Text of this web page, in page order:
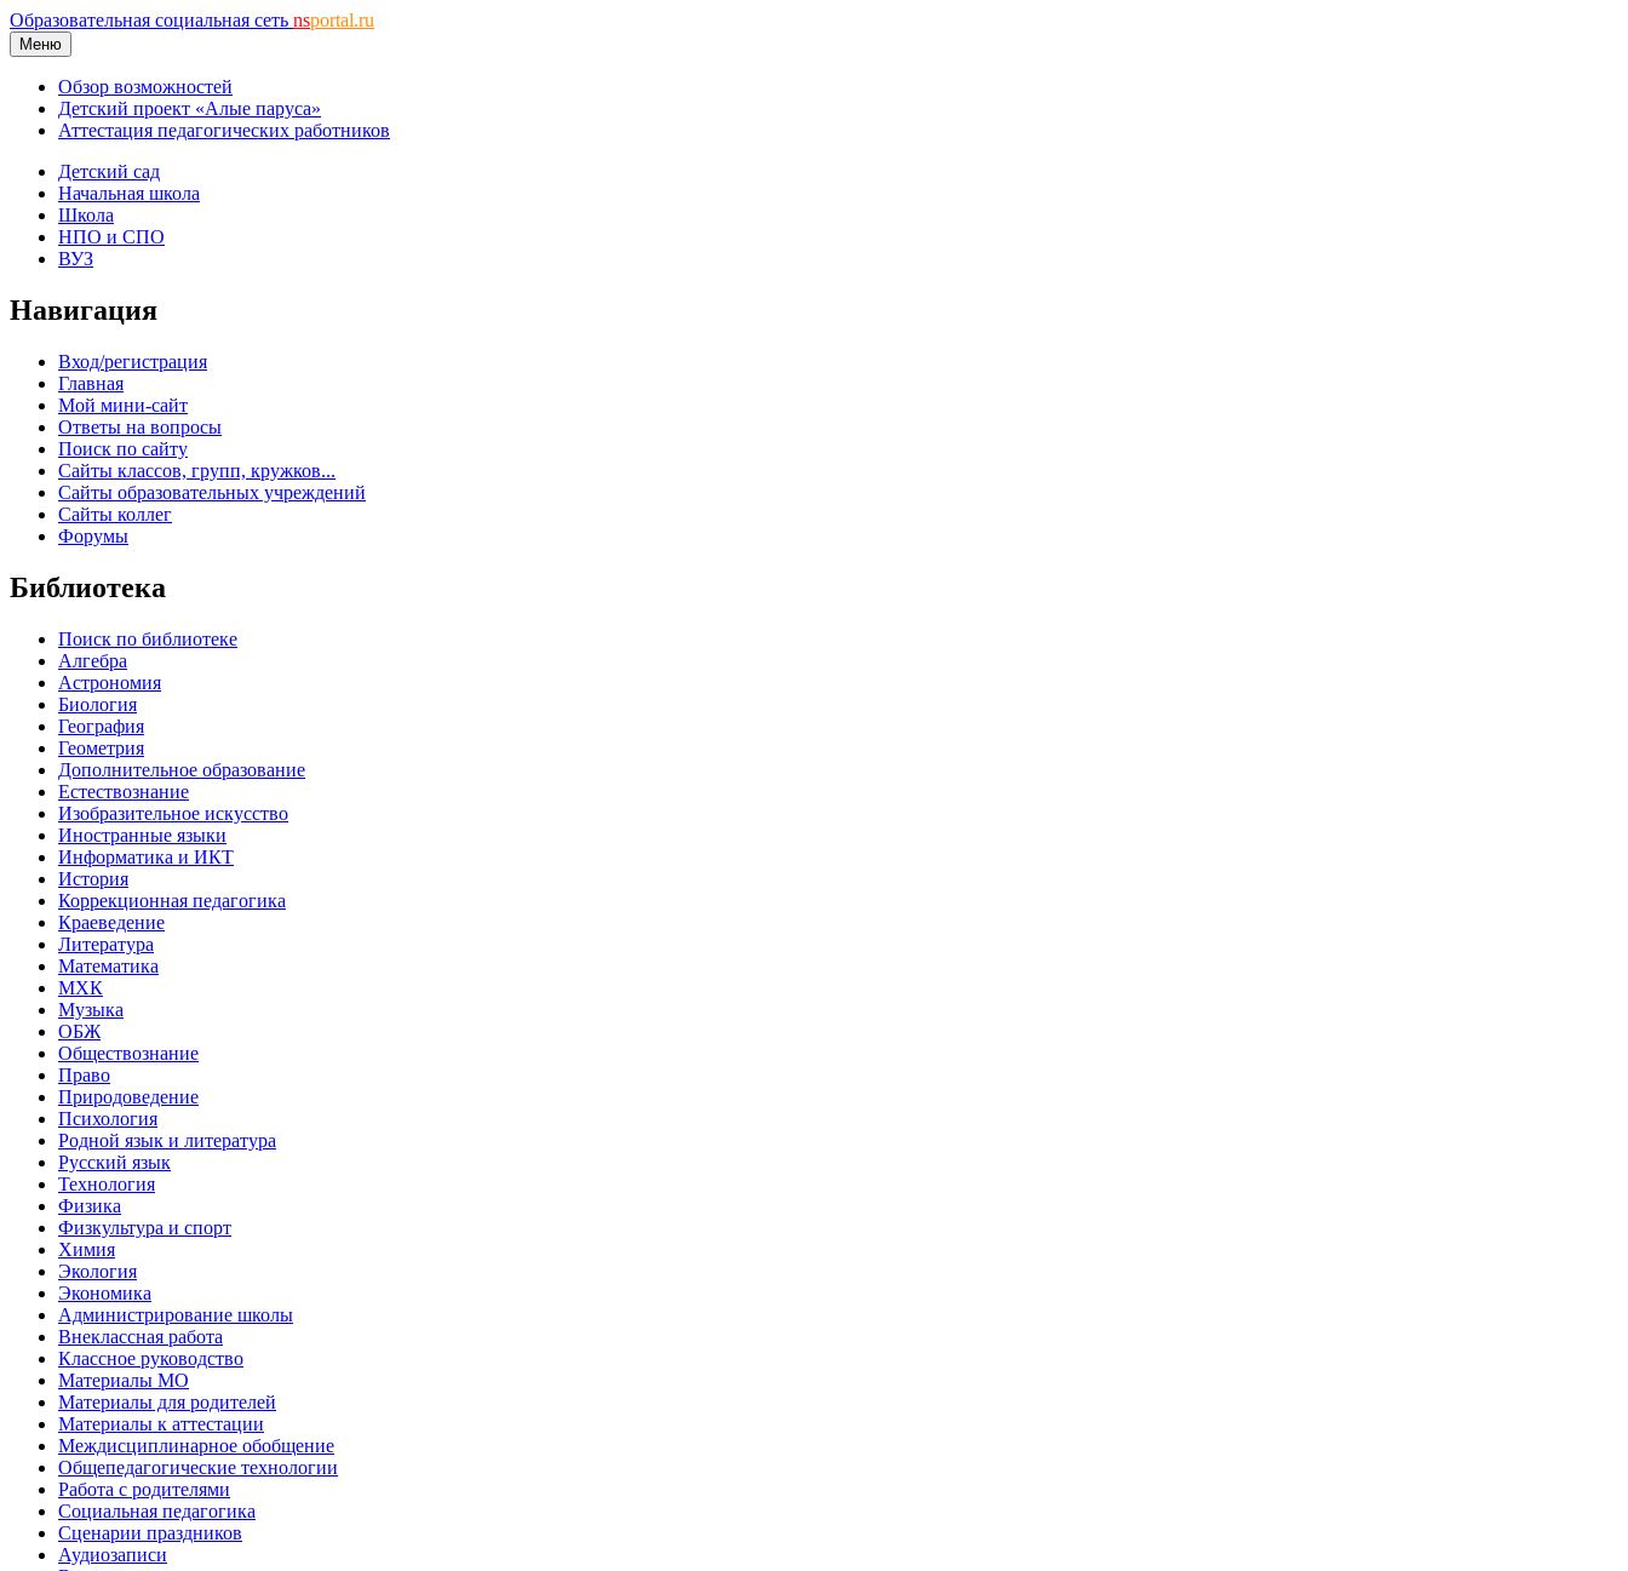
Образовательная социальная сеть nsportal.ru
Меню
Обзор возможностей
Детский проект «Алые паруса»
Аттестация педагогических работников
Детский сад
Начальная школа
Школа
НПО и СПО
ВУЗ
Навигация
Вход/регистрация
Главная
Мой мини-сайт
Ответы на вопросы
Поиск по сайту
Сайты классов, групп, кружков...
Сайты образовательных учреждений
Сайты коллег
Форумы
Библиотека
Поиск по библиотеке
Алгебра
Астрономия
Биология
География
Геометрия
Дополнительное образование
Естествознание
Изобразительное искусство
Иностранные языки
Информатика и ИКТ
История
Коррекционная педагогика
Краеведение
Литература
Математика
МХК
Музыка
ОБЖ
Обществознание
Право
Природоведение
Психология
Родной язык и литература
Русский язык
Технология
Физика
Физкультура и спорт
Химия
Экология
Экономика
Администрирование школы
Внеклассная работа
Классное руководство
Материалы МО
Материалы для родителей
Материалы к аттестации
Междисциплинарное обобщение
Общепедагогические технологии
Работа с родителями
Социальная педагогика
Сценарии праздников
Аудиозаписи